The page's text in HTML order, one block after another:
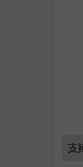
支